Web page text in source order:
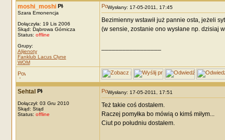
moshi_moshi
Szara Emonencja
Dołączyła: 19 Lis 2006
Skąd: Dąbrowa Górnicza
Status: offline
Grupy:
Alijenoty
Fanklub Lacus Clyne
WOM
Wysłany: 17-05-2011, 17:45
Bezimienny wstawił już pannie osta, jeżeli
(w sensie, zostanie ono wysłane np. dzisiaj
Sehtal
Dołączył: 03 Gru 2010
Skąd: Stąd
Status: offline
Wysłany: 17-05-2011, 17:51
Też takie coś dostałem.
Raczej pomyłka bo mówią o kimś miłym...
Ciut po południu dostałem.